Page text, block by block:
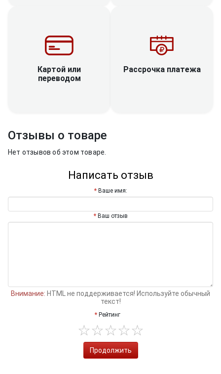
Картой или
переводом
Рассрочка платежа
Отзывы о товаре
Нет отзывов об этом товаре.
Написать отзыв
Ваше имя:
Ваш отзыв
Внимание: HTML не поддерживается! Используйте обычный
текст!
Рейтинг
Продолжить